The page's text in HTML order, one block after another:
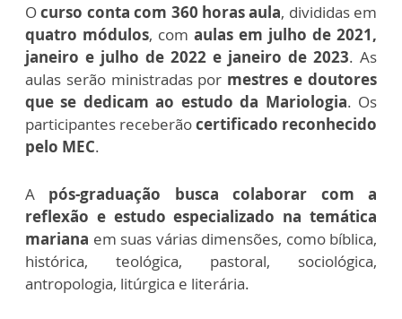
Ocurso conta com 360 horas aula, divididas em
quatro módulos, com aulas em julho de 2021,
janeiro e julho de 2022 e janeiro de 2023. As
aulas serão ministradas por mestres e doutores
que se dedicam ao estudo da Mariologia. Os
participantes receberãocertificado reconhecido
pelo MEC.
A pós-graduação busca colaborar com a
reflexão e estudo especializado na temática
mariana em suas várias dimensões, como bíblica,
histórica, teológica, pastoral, sociológica,
antropologia, litúrgica e literária.